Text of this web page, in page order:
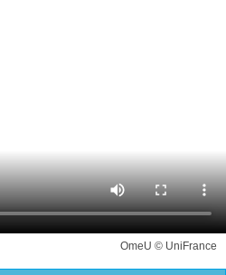
OmeU © UniFrance